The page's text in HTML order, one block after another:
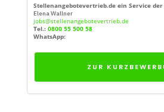
Stellenangebotevertrieb.de ein Service der
Elena Wallner
jobs@stellenangebotevertrieb.de
Tel.: 0800 55 500 58
WhatsApp:
ZUR